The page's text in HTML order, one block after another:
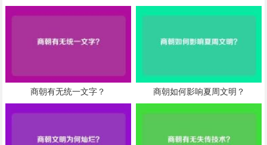
商朝有无统一文字？ 商朝如何影响夏周文明？